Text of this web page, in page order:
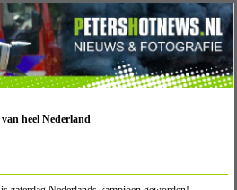
heel Nederland